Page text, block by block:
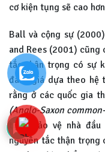
cơ kiện tụng sẽ cao
Ball và cộng sự
and Rees (2001) cũng
tắc thận trọng có sự
đánh giá dựa theo hệ
rằng ở các quốc gia
(Anglo-Saxon
tụng bảo vệ nhà
nguyên tắc thận trọng